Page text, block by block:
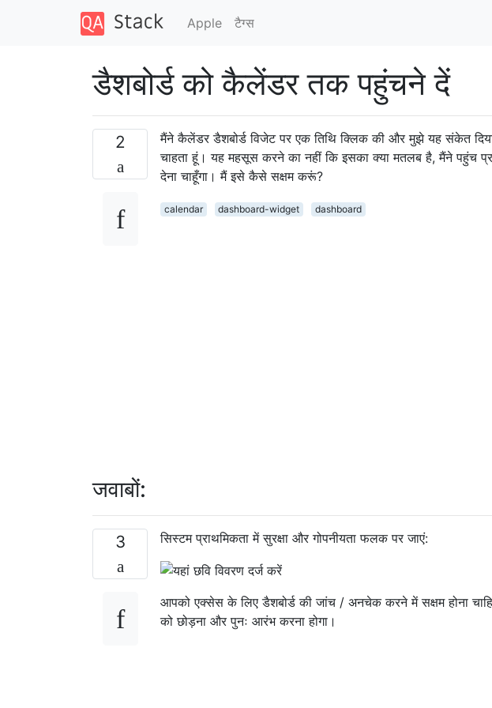
Apple टैग्‍स
डैशबोर्ड को कैलेंडर तक पहुंचने दें
2
मैंने कैलेंडर डैशबोर्ड विजेट पर एक तिथि क्लिक की और मुझे यह संकेत
चाहता हूं। यह महसूस करने का नहीं कि इसका क्या मतलब है, मैंने पहुंच
देना चाहूँगा। मैं इसे कैसे सक्षम करूं?
calendar dashboard-widget dashboard
जवाबों:
3 सिस्टम प्राथमिकता में सुरक्षा और गोपनीयता फलक पर जाएं:
आपको एक्सेस के लिए डैशबोर्ड की जांच / अनचेक करने में सक्षम होना
को छोड़ना और पुनः आरंभ करना होगा।